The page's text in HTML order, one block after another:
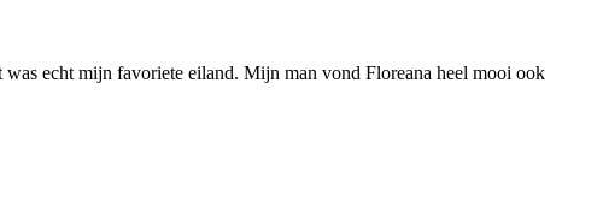
echt mijn favoriete eiland. Mijn man vond Floreana heel mooi ook